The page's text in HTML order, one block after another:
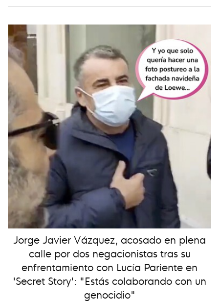
Jorge Javier Vázquez, acosado en plena
calle por dos negacionistas tras su
enfrentamiento con Lucía Pariente en
'Secret Story': "Estás colaborando con un
genocidio"